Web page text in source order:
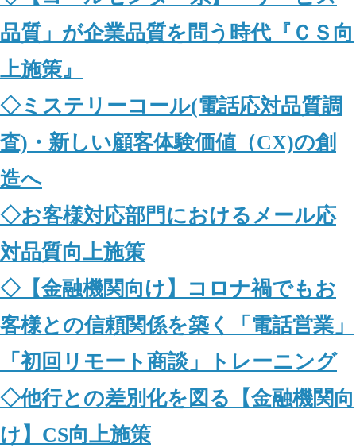
品質」が企業品質を問う時代『ＣＳ向
上施策』
◇ミステリーコール(電話応対品質調
査)・新しい顧客体験価値（CX)の創
造へ
◇お客様対応部門におけるメール応
対品質向上施策
◇【金融機関向け】コロナ禍でもお
客様との信頼関係を築く「電話営業」
「初回リモート商談」トレーニング
◇他行との差別化を図る【金融機関向
け】CS向上施策